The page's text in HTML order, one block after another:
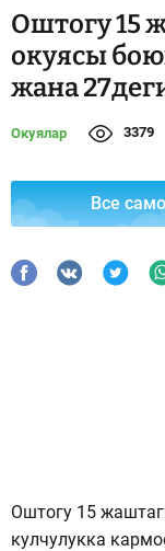
Оштогу 15
окуясы
жана
Окуялар 3379
Все
Оштогу 15
кулчулукка